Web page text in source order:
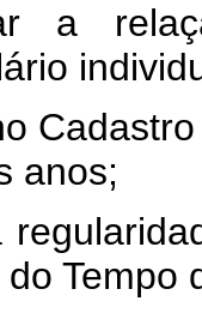
a
anos;
Tempo